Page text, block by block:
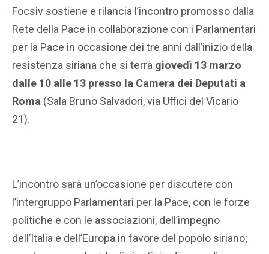
Focsiv sostiene e rilancia l’incontro promosso dalla
Rete della Pace in collaborazione con i Parlamentari
per la Pace in occasione dei tre anni dall’inizio della
resistenza siriana che si terrà giovedì 13 marzo
dalle 10 alle 13 presso la Camera dei Deputati a
Roma (Sala Bruno Salvadori, via Uffici del Vicario
21).
L’incontro sarà un’occasione per discutere con
l’intergruppo Parlamentari per la Pace, con le forze
politiche e con le associazioni, dell’impegno
dell’Italia e dell’Europa in favore del popolo siriano;